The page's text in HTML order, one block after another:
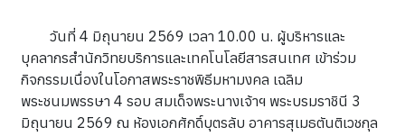
วันที่ 4 มิถุนายน 2569 เวลา 10.00 น. ผู้บริหารและ
บุคลากรสำนักวิทยบริการและเทคโนโลยีสารสนเทศ เข้าร่วม
กิจกรรมเนื่องในโอกาสพระราชพิธีมหามงคล เฉลิม
พระชนมพรรษา 4 รอบ สมเด็จพระนางเจ้าฯ พระบรมราชินี 3
มิถุนายน 2569 ณ ห้องเอกศักดิ์บุตรลับ อาคารสุเมธตันติเวชกุล